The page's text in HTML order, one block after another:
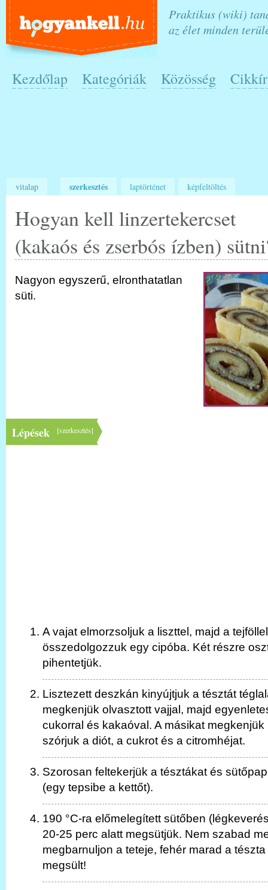
Praktikus (wiki)
az élet minden
Kezdőlap Kategóriák Közösség
vitalap szerkesztés laptörténet képfeltöltés
Hogyan kell linzertekercset
(kakaós és zserbós ízben)
Nagyon egyszerű, elronthatatlan
süti.
[szerkesztés]
Lépések
A vajat elmorzsoljuk a liszttel, majd a
összedolgozzuk egy cipóba. Két részre
pihentetjük.
Lisztezett deszkán kinyújtjuk a tésztát
megkenjük olvasztott vajjal, majd
cukorral és kakaóval. A másikat
szórjuk a diót, a cukrot és a citromhéjat.
Szorosan feltekerjük a tésztákat és
(egy tepsibe a kettőt).
190 °C-ra előmelegített sütőben
20-25 perc alatt megsütjük. Nem szabad
megbarnuljon a teteje, fehér marad a
megsült!